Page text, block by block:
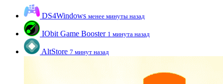
DS4Windows менее минуты назад
IObit Game Booster 1 минута назад
AltStore 7 минут назад